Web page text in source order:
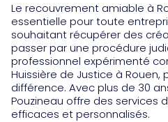
Le recouvrement amiable à
essentielle pour toute
souhaitant récupérer des
passer par une procédure
professionnel expérimenté
Huissière de Justice à
différence. Avec plus de 30
Pouzineau offre des services
efficaces et personnalisés.